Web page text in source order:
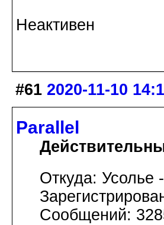
Неактивен
#61 2020-11-10
Parallel
Откуда: Усолье
Сообщений: